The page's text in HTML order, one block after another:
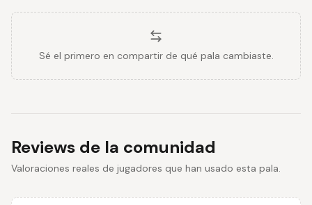
Sé el primero en compartir de qué pala cambiaste.
Reviews de la comunidad
Valoraciones reales de jugadores que han usado esta pala.